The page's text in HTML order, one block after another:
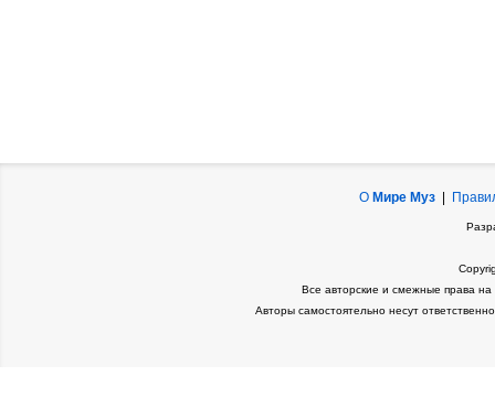
О Мире Муз|
Все авторские и смежные права
Авторы самостоятельно несут